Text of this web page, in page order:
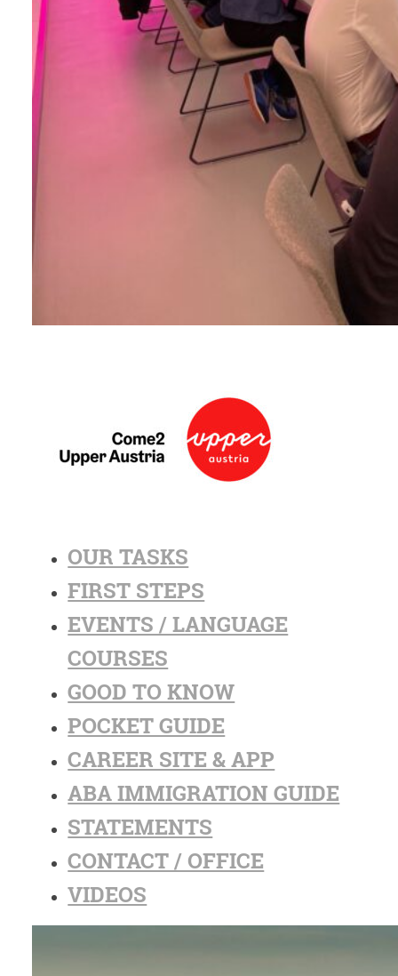
OUR TASKS
FIRST STEPS
EVENTS / LANGUAGE
COURSES
GOOD TO KNOW
POCKET GUIDE
CAREER SITE & APP
ABA IMMIGRATION GUIDE
STATEMENTS
CONTACT / OFFICE
VIDEOS